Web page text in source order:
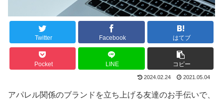
Twitter Facebook はてブ
Pocket LINE コピー
2024.02.24 2021.05.04
アパレル関係のブランドを立ち上げる友達のお手伝いで、